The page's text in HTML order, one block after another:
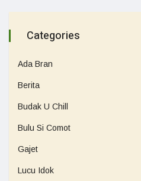
Categories
Ada Bran
Berita
Budak U Chill
Bulu Si Comot
Gajet
Lucu Idok